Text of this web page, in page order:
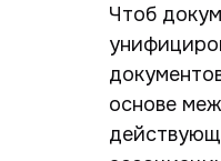
Чтоб
основе